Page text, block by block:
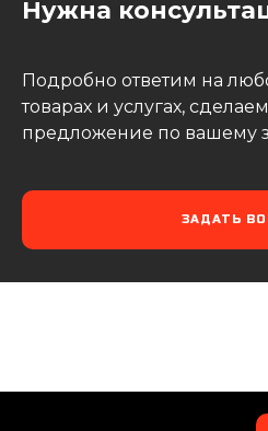
Нужна
Подробно ответим на
товарах и услугах,
предложение по вашему
ЗАДАТЬ